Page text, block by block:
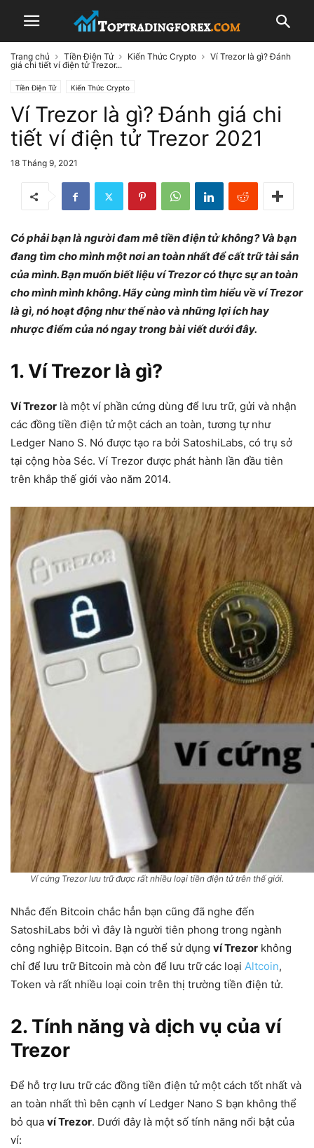
Trang chủ Tiền Điện Tử Kiến Thức Crypto
Ví Trezor là gì? Đánh
giá chi tiết ví điện tử Trezor...
Tiền Điện Tử Kiến Thức Crypto
Ví Trezor là gì? Đánh giá chi
tiết ví điện tử Trezor 2021
18 Tháng 9, 2021
Có phải bạn là người đam mê tiền điện tử không? Và bạn
đang tìm cho mình một nơi an toàn nhất để cất trữ tài sản
của mình. Bạn muốn biết liệu ví Trezor có thực sự an toàn
cho mình mình không. Hãy cùng mình tìm hiểu về ví Trezor
là gì, nó hoạt động như thế nào và những lợi ích hay
nhược điểm của nó ngay trong bài viết dưới đây.
1. Ví Trezor là gì?
Ví Trezor là một ví phần cứng dùng để lưu trữ, gửi và nhận
các đồng tiền điện tử một cách an toàn, tương tự như
Ledger Nano S. Nó được tạo ra bởi SatoshiLabs, có trụ sở
tại cộng hòa Séc. Ví Trezor được phát hành lần đầu tiên
trên khắp thế giới vào năm 2014.
Ví cứng Trezor lưu trữ được rất nhiều loại tiền điện tử trên thế giới.
Nhắc đến Bitcoin chắc hẳn bạn cũng đã nghe đến
SatoshiLabs bởi vì đây là người tiên phong trong ngành
công nghiệp Bitcoin. Bạn có thể sử dụng ví Trezor không
chỉ để lưu trữ Bitcoin mà còn để lưu trữ các loại Altcoin,
Token và rất nhiều loại coin trên thị trường tiền điện tử.
2. Tính năng và dịch vụ của ví
Trezor
Để hỗ trợ lưu trữ các đồng tiền điện tử một cách tốt nhất và
an toàn nhất thì bên cạnh ví Ledger Nano S bạn không thể
bỏ qua ví Trezor. Dưới đây là một số tính năng nổi bật của
ví: